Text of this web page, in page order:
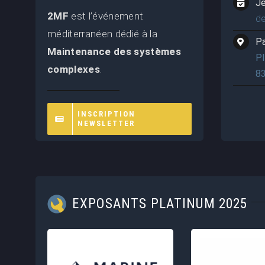
2MF est l’événement
méditerranéen dédié à la
Maintenance des systèmes
complexes.
INSCRIPTION
NEWSLETTER
EXPOSANTS PLATINUM 2025